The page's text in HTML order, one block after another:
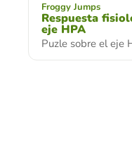
Froggy Jumps
Respuesta
eje HPA
Puzle sobre el eje